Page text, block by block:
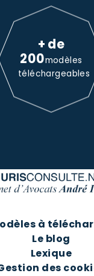
+ de
200modèles
téléchargeables
à
Le blog
Lexique
des